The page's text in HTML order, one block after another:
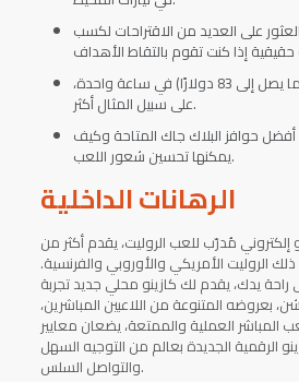
على العديد من الاقتراحات لكسب
وأنتج التقييم 557 جهازًا (ما يصل إلى 83 دولارًا) في ساعة واحدة،
على سبيل المثال أكثر.
حوافز البلاك جاك المتاحة وكيف
يمكنها تحسين شعور اللعب.
الرهانات الداخلية
إلكتروني مُدرّب للعب الروليت، يقدم أكثر من
ذلك الروليت الأمريكي والأوروبي والفرنسية.
يدك، يقدم لك كازينو محلي جديد تجربة
بعروضه المتنوعة من اللاعبين المباشرين،
المباشر العملية والممتعة، يضعان معايير
الرقمية الجديدة بعالم من التوجيه السهل
والتواصل السلس.